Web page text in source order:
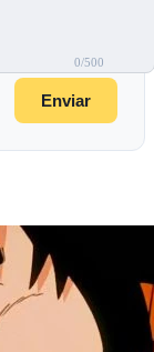
0/500
Enviar